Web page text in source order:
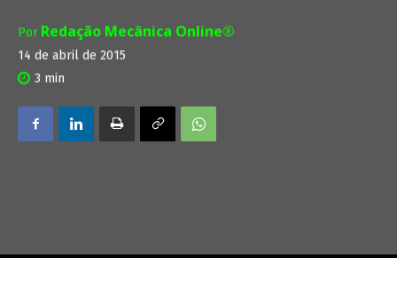
Por Redação Mecânica Online®
14 de abril de 2015
3 min